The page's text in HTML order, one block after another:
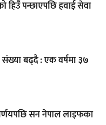
हिउँ पन्छाएपछि हवाई सेवा
संख्या बढ्दै : एक वर्षमा ३७
सन नेपाल लाइफका